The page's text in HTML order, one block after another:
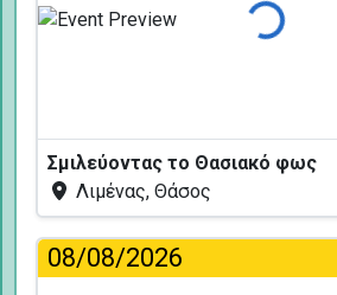
Φόρτωση...
Σμιλεύοντας το Θασιακό φως
Λιμένας, Θάσος
08/08/2026